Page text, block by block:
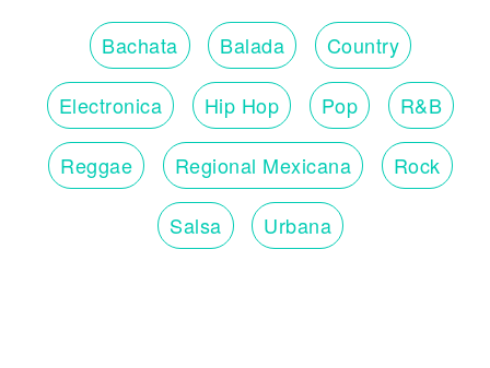
Bachata Balada Country
Electronica Hip Hop Pop R&B
Reggae Regional Mexicana Rock
Salsa Urbana